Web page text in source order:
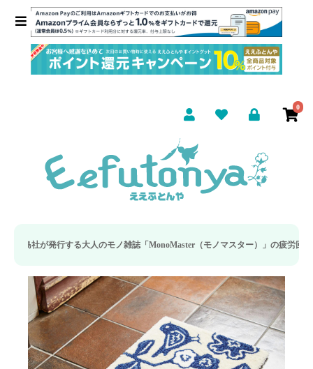
0
行する大人のモノ雑誌「MonoMaster（モノマスター）」の疲労回復・睡眠の向